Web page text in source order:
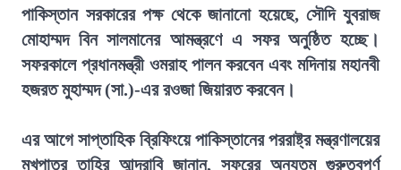
পাকিস্তান সরকারের পক্ষ থেকে জানানো হয়েছে, সৌদি যুবরাজ
মোহাম্মদ বিন সালমানের আমন্ত্রণে এ সফর অনুষ্ঠিত হচ্ছে।
সফরকালে প্রধানমন্ত্রী ওমরাহ পালন করবেন এবং মদিনায় মহানবী
হজরত মুহাম্মদ (সা.)-এর রওজা জিয়ারত করবেন।
এর আগে সাপ্তাহিক ব্রিফিংয়ে পাকিস্তানের পররাষ্ট্র মন্ত্রণালয়ের
মুখপাত্র তাহির আন্দ্রাবি জানান, সফরের অন্যতম গুরুত্বপূর্ণ